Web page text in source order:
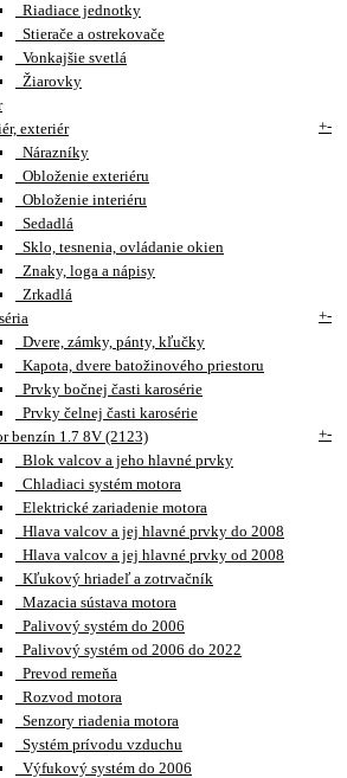
Riadiace jednotky
Stierače a ostrekovače
Vonkajšie svetlá
Žiarovky
exteriér
+-
Nárazníky
Obloženie exteriéru
Obloženie interiéru
Sedadlá
Sklo, tesnenia, ovládanie okien
Znaky, loga a nápisy
Zrkadlá
+-
Dvere, zámky, pánty, kľučky
Kapota, dvere batožinového priestoru
Prvky bočnej časti karosérie
Prvky čelnej časti karosérie
benzín 1.7 8V (2123)
+-
Blok valcov a jeho hlavné prvky
Chladiaci systém motora
Elektrické zariadenie motora
Hlava valcov a jej hlavné prvky do 2008
Hlava valcov a jej hlavné prvky od 2008
Kľukový hriadeľ a zotrvačník
Mazacia sústava motora
Palivový systém do 2006
Palivový systém od 2006 do 2022
Prevod remeňa
Rozvod motora
Senzory riadenia motora
Systém prívodu vzduchu
Výfukový systém do 2006